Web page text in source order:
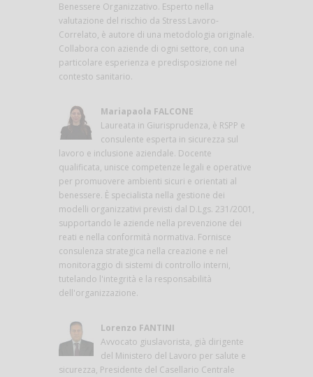
Benessere Organizzativo. Esperto nella
valutazione del rischio da Stress Lavoro-
Correlato, è autore di una metodologia originale.
Collabora con aziende di ogni settore, con una
particolare esperienza e predisposizione nel
contesto sanitario.
Mariapaola FALCONE
Laureata in Giurisprudenza, è RSPP e
consulente esperta in sicurezza sul
lavoro e inclusione aziendale. Docente
qualificata, unisce competenze legali e operative
per promuovere ambienti sicuri e orientati al
benessere. È specialista nella gestione dei
modelli organizzativi previsti dal D.Lgs. 231/2001,
supportando le aziende nella prevenzione dei
reati e nella conformità normativa. Fornisce
consulenza strategica nella creazione e nel
monitoraggio di sistemi di controllo interni,
tutelando l'integrità e la responsabilità
dell'organizzazione.
Lorenzo FANTINI
Avvocato giuslavorista, già dirigente
del Ministero del Lavoro per salute e
sicurezza, Presidente del Casellario Centrale